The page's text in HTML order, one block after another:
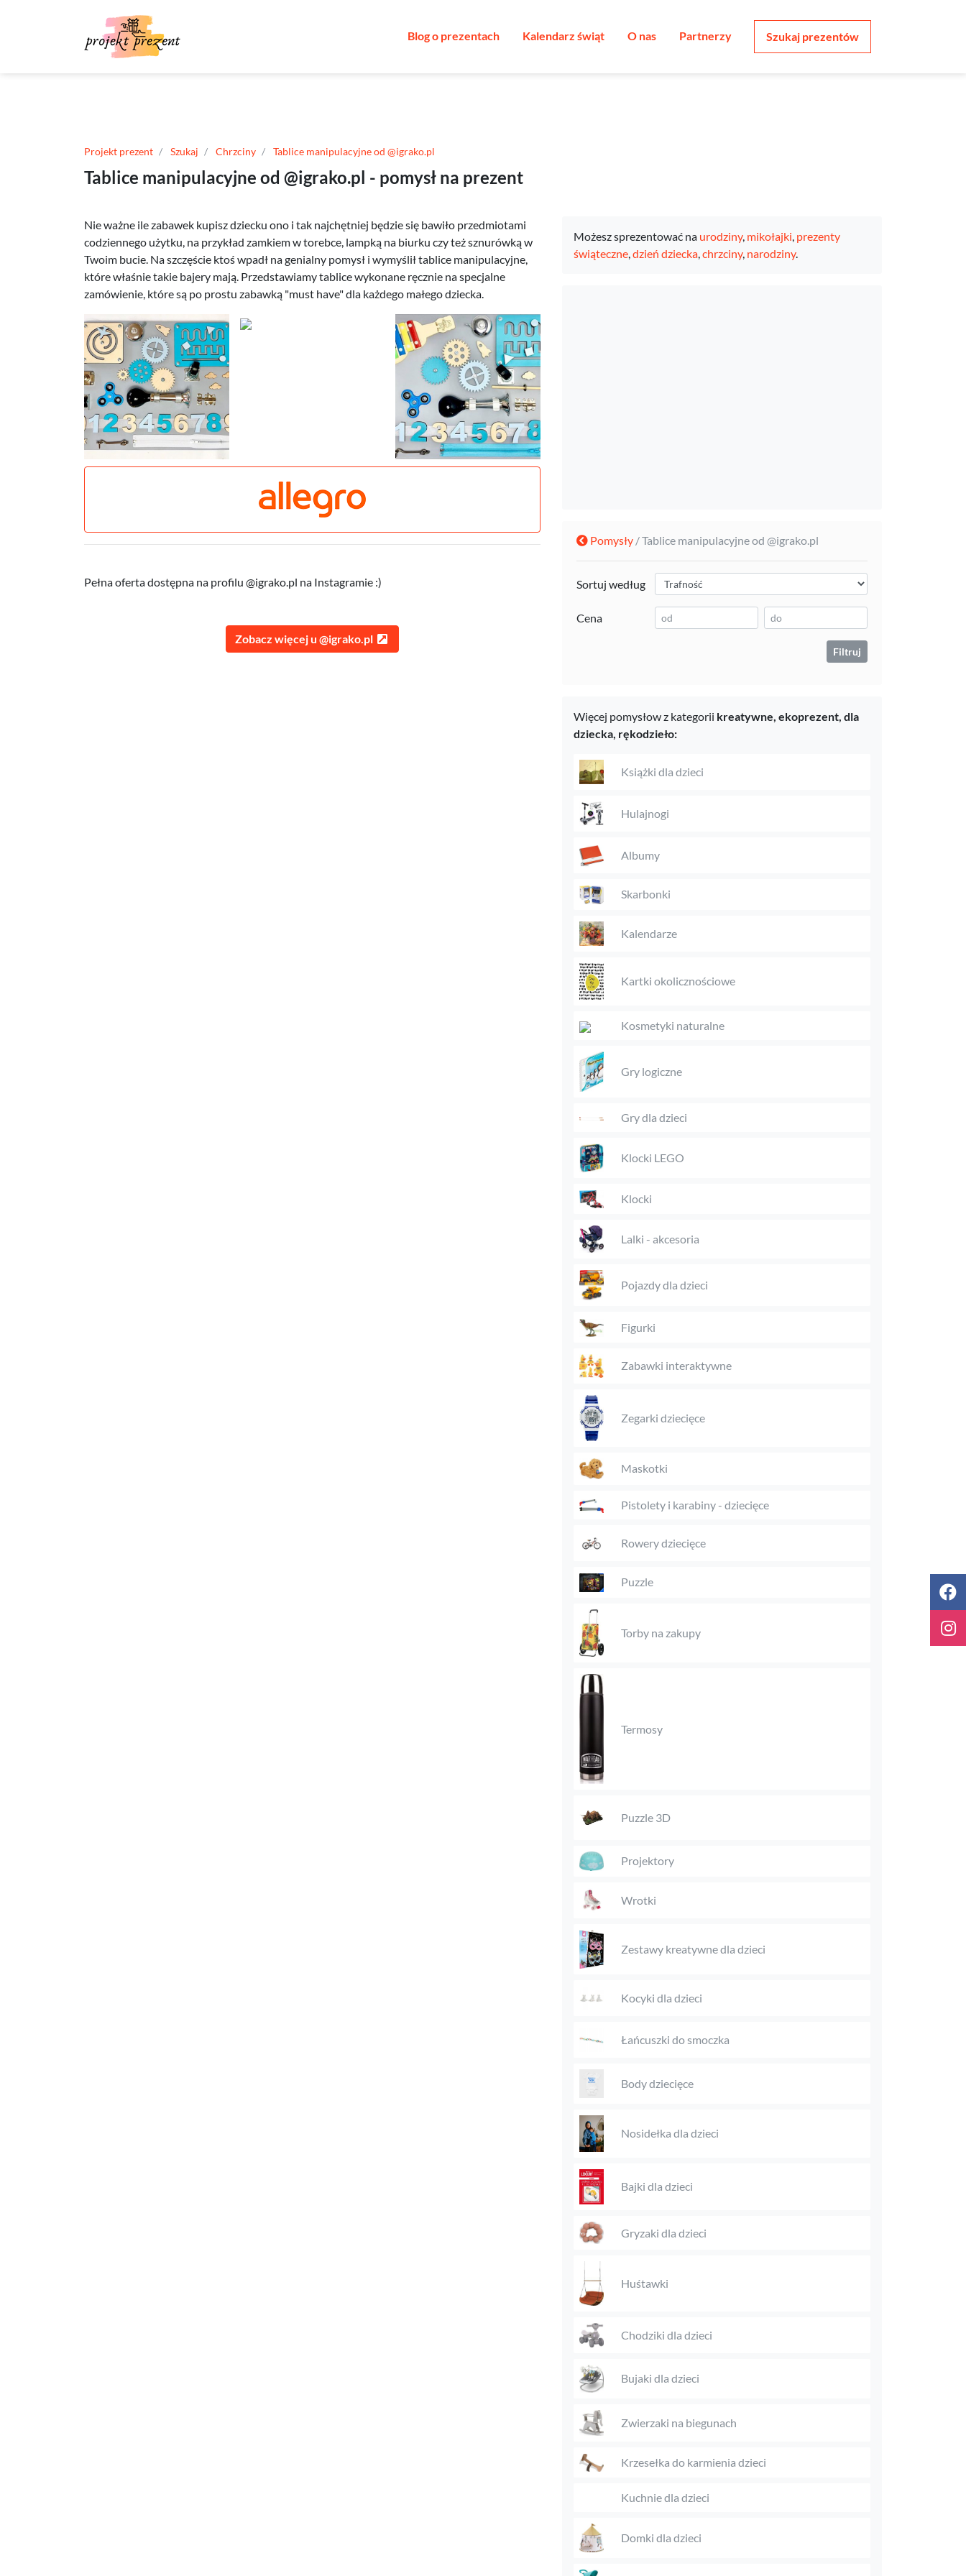
Blog o prezentach Kalendarz świąt O nas Partnerzy Szukaj prezentów
Projekt prezent Szukaj Chrzciny Tablice manipulacyjne od @igrako.pl
Tablice manipulacyjne od @igrako.pl - pomysł na prezent
Nie ważne ile zabawek kupisz dziecku ono i tak najchętniej będzie się bawiło przedmiotami
codziennego użytku, na przykład zamkiem w torebce, lampką na biurku czy też sznurówką w
Twoim bucie. Na szczęście ktoś wpadł na genialny pomysł i wymyślił tablice manipulacyjne,
które właśnie takie bajery mają. Przedstawiamy tablice wykonane ręcznie na specjalne
zamówienie, które są po prostu zabawką "must have" dla każdego małego dziecka.
Pełna oferta dostępna na profilu @igrako.pl na Instagramie :)
Zobacz więcej u @igrako.pl
Możesz sprezentować na urodziny, mikołajki, prezenty
świąteczne,dzień dziecka,chrzciny, narodziny.
Pomysły / Tablice manipulacyjne od @igrako.pl
Sortuj według
Cena
Filtruj
Więcej pomysłow z kategorii kreatywne, ekoprezent, dla
dziecka, rękodzieło:
Książki dla dzieci
Hulajnogi
Albumy
Skarbonki
Kalendarze
Kartki okolicznościowe
Kosmetyki naturalne
Gry logiczne
Gry dla dzieci
Klocki LEGO
Klocki
Lalki - akcesoria
Pojazdy dla dzieci
Figurki
Zabawki interaktywne
Zegarki dziecięce
Maskotki
Pistolety i karabiny - dziecięce
Rowery dziecięce
Puzzle
Torby na zakupy
Termosy
Puzzle 3D
Projektory
Wrotki
Zestawy kreatywne dla dzieci
Kocyki dla dzieci
Łańcuszki do smoczka
Body dziecięce
Nosidełka dla dzieci
Bajki dla dzieci
Gryzaki dla dzieci
Huśtawki
Chodziki dla dzieci
Bujaki dla dzieci
Zwierzaki na biegunach
Krzesełka do karmienia dzieci
Kuchnie dla dzieci
Domki dla dzieci